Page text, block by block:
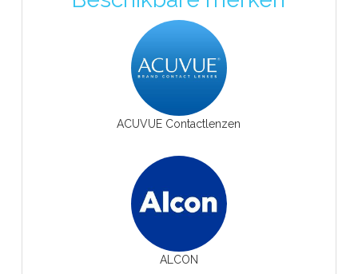
ACUVUE Contactlenzen
ALCON